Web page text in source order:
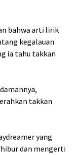
bahwa arti lirik
kegalauan
ia tahu takkan
takkan
yang
dan mengerti